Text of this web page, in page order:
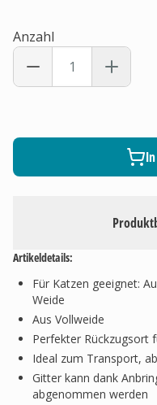
Artikeldetails:
Für Katzen geeignet:
Weide
Aus Vollweide
Perfekter Rückzugsort
Ideal zum Transport,
Gitter kann dank
abgenommen werden
Anzahl